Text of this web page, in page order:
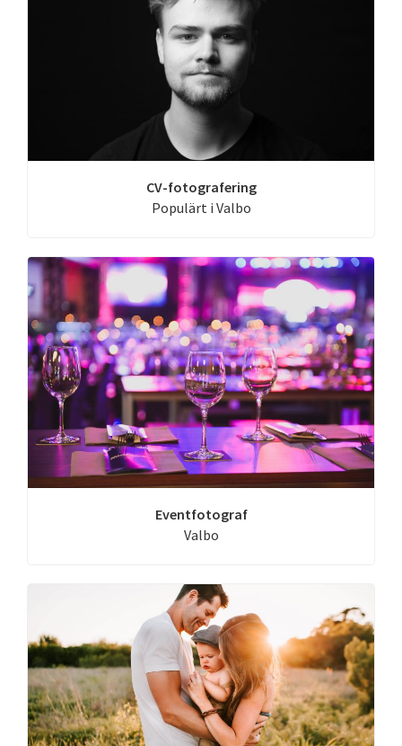
CV-fotografering
Populärt i Valbo
Eventfotograf
Valbo